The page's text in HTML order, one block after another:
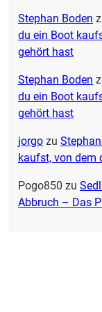
Stephan Boden
du ein Boot
gehört hast
Stephan Boden
du ein Boot
gehört hast
jorgozu
kaufst, von dem
Pogo850 zu
Abbruch – Das